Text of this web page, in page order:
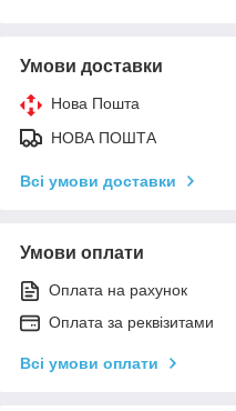
Умови доставки
Нова Пошта
НОВА ПОШТА
Всі умови доставки
Умови оплати
Оплата на рахунок
Оплата за реквізитами
Всі умови оплати